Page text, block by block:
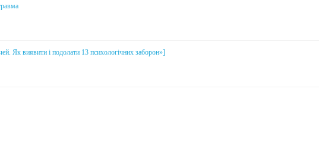
Як виявити і подолати 13 психологічних заборон»]